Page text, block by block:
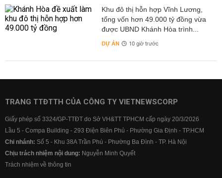
Khu đô thị hỗn hợp Vĩnh Lương,
tổng vốn hơn 49.000 tỷ đồng vừa
được UBND Khánh Hòa trình...
DỰ ÁN 10 giờ trước
TRANG TTĐTTH CỦA CÔNG TY VIETNEWSCORP
Giấy phép số 3324/GP-TTĐT do Sở VH&TT TPHCM cấp ngày 20/3/2026
Lầu 5 - Compa Building - 293 Điện Biên Phủ - Phường Gia Định - TP.HCM
Chi nhánh: Số 5 - Khu 38A Trần Phú - Phường Ba Đình - TP. Hà Nội
Chịu trách nhiệm nội dung: Nguyễn Minh Quyết
Trách nhiệm về thông tin